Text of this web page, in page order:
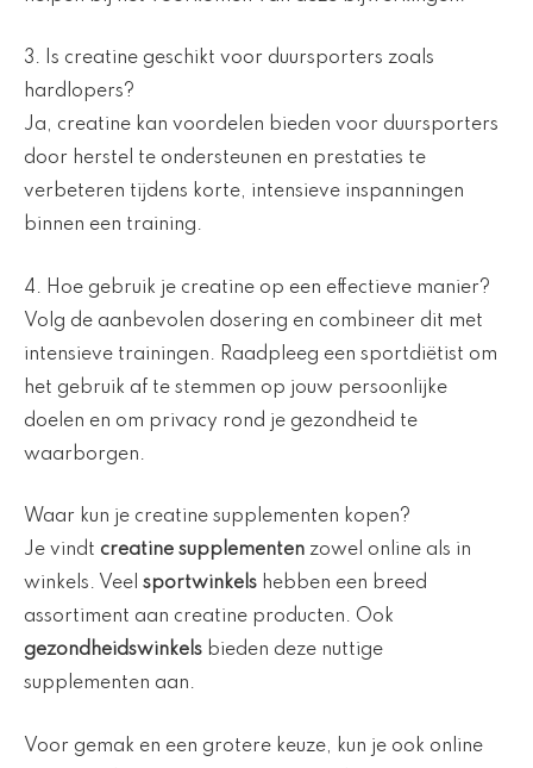
3. Is creatine geschikt voor duursporters zoals
hardlopers?
Ja, creatine kan voordelen bieden voor duursporters
door herstel te ondersteunen en prestaties te
verbeteren tijdens korte, intensieve inspanningen
binnen een training.
4. Hoe gebruik je creatine op een effectieve manier?
Volg de aanbevolen dosering en combineer dit met
intensieve trainingen. Raadpleeg een sportdiëtist om
het gebruik af te stemmen op jouw persoonlijke
doelen en om privacy rond je gezondheid te
waarborgen.
Waar kun je creatine supplementen kopen?
Je vindt creatine supplementen zowel online als in
winkels. Veel sportwinkels hebben een breed
assortiment aan creatine producten. Ook
gezondheidswinkels bieden deze nuttige
supplementen aan.
Voor gemak en een grotere keuze, kun je ook online